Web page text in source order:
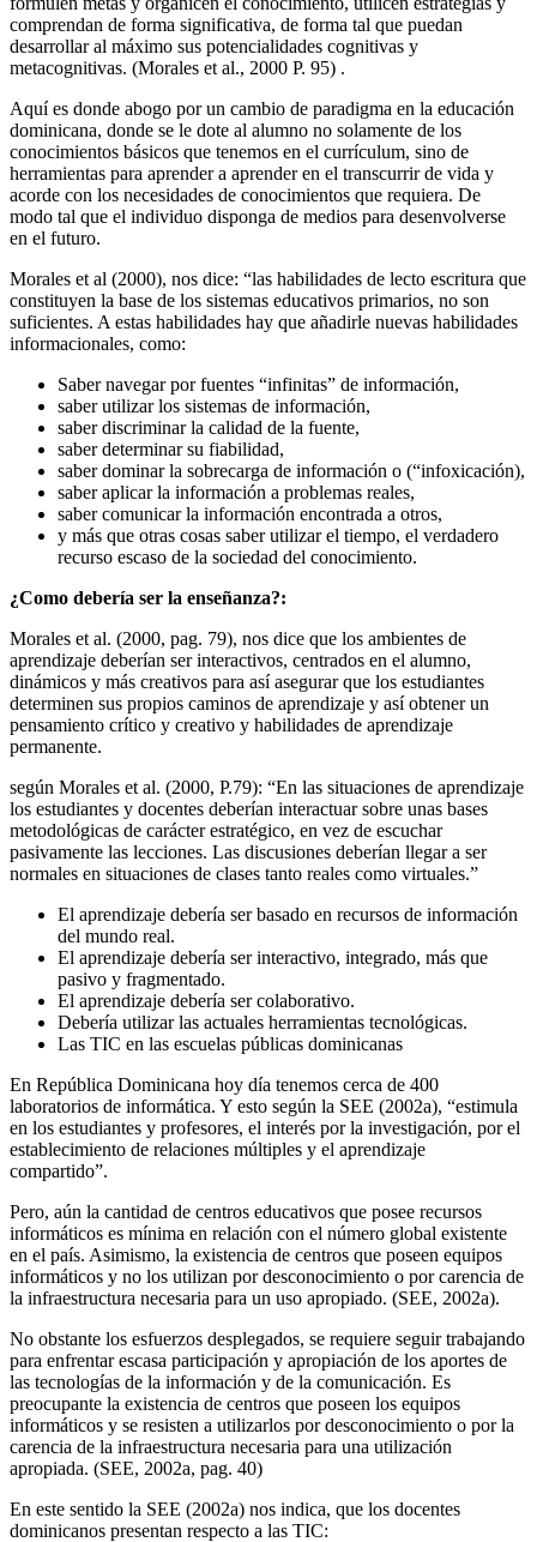
comprendan de forma significativa, de forma tal que puedan
desarrollar al máximo sus potencialidades cognitivas y
metacognitivas. (Morales et al., 2000 P. 95) .
Aquí es donde abogo por un cambio de paradigma en la educación
dominicana, donde se le dote al alumno no solamente de los
conocimientos básicos que tenemos en el currículum, sino de
herramientas para aprender a aprender en el transcurrir de vida y
acorde con los necesidades de conocimientos que requiera. De
modo tal que el individuo disponga de medios para desenvolverse
en el futuro.
Morales et al (2000), nos dice: “las habilidades de lecto escritura que
constituyen la base de los sistemas educativos primarios, no son
suficientes. A estas habilidades hay que añadirle nuevas habilidades
informacionales, como:
Saber navegar por fuentes “infinitas” de información,
saber utilizar los sistemas de información,
saber discriminar la calidad de la fuente,
saber determinar su fiabilidad,
saber dominar la sobrecarga de información o (“infoxicación),
saber aplicar la información a problemas reales,
saber comunicar la información encontrada a otros,
y más que otras cosas saber utilizar el tiempo, el verdadero
recurso escaso de la sociedad del conocimiento.
¿Como debería ser la enseñanza?:
Morales et al. (2000, pag. 79), nos dice que los ambientes de
aprendizaje deberían ser interactivos, centrados en el alumno,
dinámicos y más creativos para así asegurar que los estudiantes
determinen sus propios caminos de aprendizaje y así obtener un
pensamiento crítico y creativo y habilidades de aprendizaje
permanente.
según Morales et al. (2000, P.79): “En las situaciones de aprendizaje
los estudiantes y docentes deberían interactuar sobre unas bases
metodológicas de carácter estratégico, en vez de escuchar
pasivamente las lecciones. Las discusiones deberían llegar a ser
normales en situaciones de clases tanto reales como virtuales.”
El aprendizaje debería ser basado en recursos de información
del mundo real.
El aprendizaje debería ser interactivo, integrado, más que
pasivo y fragmentado.
El aprendizaje debería ser colaborativo.
Debería utilizar las actuales herramientas tecnológicas.
Las TIC en las escuelas públicas dominicanas
En República Dominicana hoy día tenemos cerca de 400
laboratorios de informática. Y esto según la SEE (2002a), “estimula
en los estudiantes y profesores, el interés por la investigación, por el
establecimiento de relaciones múltiples y el aprendizaje
compartido”.
Pero, aún la cantidad de centros educativos que posee recursos
informáticos es mínima en relación con el número global existente
en el país. Asimismo, la existencia de centros que poseen equipos
informáticos y no los utilizan por desconocimiento o por carencia de
la infraestructura necesaria para un uso apropiado. (SEE, 2002a).
No obstante los esfuerzos desplegados, se requiere seguir trabajando
para enfrentar escasa participación y apropiación de los aportes de
las tecnologías de la información y de la comunicación. Es
preocupante la existencia de centros que poseen los equipos
informáticos y se resisten a utilizarlos por desconocimiento o por la
carencia de la infraestructura necesaria para una utilización
apropiada. (SEE, 2002a, pag. 40)
En este sentido la SEE (2002a) nos indica, que los docentes
dominicanos presentan respecto a las TIC: